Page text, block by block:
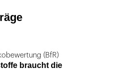
(BfR)
braucht die